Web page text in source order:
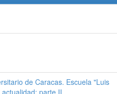
de Caracas. Escuela "Luis
parte II